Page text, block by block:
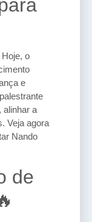
o
e
alinhar a
Veja agora
Nando
de